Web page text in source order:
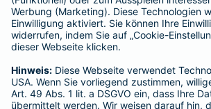
Haftpflichtversicherung
Hausratversicherung
Adresse ändern
Schaden melden